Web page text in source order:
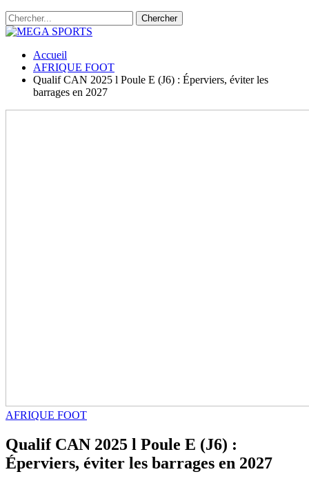
Accueil
AFRIQUE FOOT
Qualif CAN 2025 l Poule E (J6) : Éperviers, éviter les
barrages en 2027
AFRIQUE FOOT
Qualif CAN 2025 l Poule E (J6) :
Éperviers, éviter les barrages en 2027